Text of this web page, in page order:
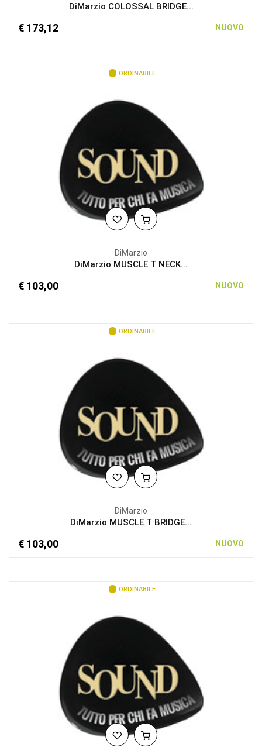
DiMarzio COLOSSAL BRIDGE...
€ 173,12 NUOVO
ORDINABILE
DiMarzio
DiMarzio MUSCLE T NECK...
€ 103,00 NUOVO
ORDINABILE
DiMarzio
DiMarzio MUSCLE T BRIDGE...
€ 103,00 NUOVO
ORDINABILE